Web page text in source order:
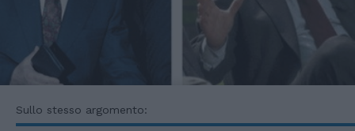
Sullo stesso argomento: